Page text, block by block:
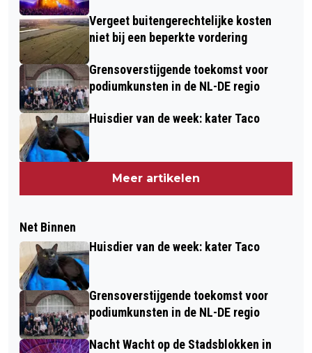
Vergeet buitengerechtelijke kosten
niet bij een beperkte vordering
Grensoverstijgende toekomst voor
podiumkunsten in de NL-DE regio
Huisdier van de week: kater Taco
Meer artikelen
Net Binnen
Huisdier van de week: kater Taco
Grensoverstijgende toekomst voor
podiumkunsten in de NL-DE regio
Nacht Wacht op de Stadsblokken in